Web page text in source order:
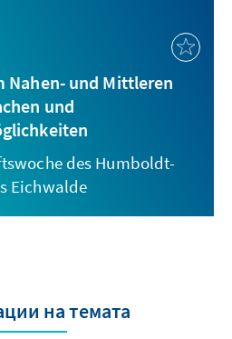
Nahen- und Mittleren
und
des Humboldt-
Eichwalde
на темата